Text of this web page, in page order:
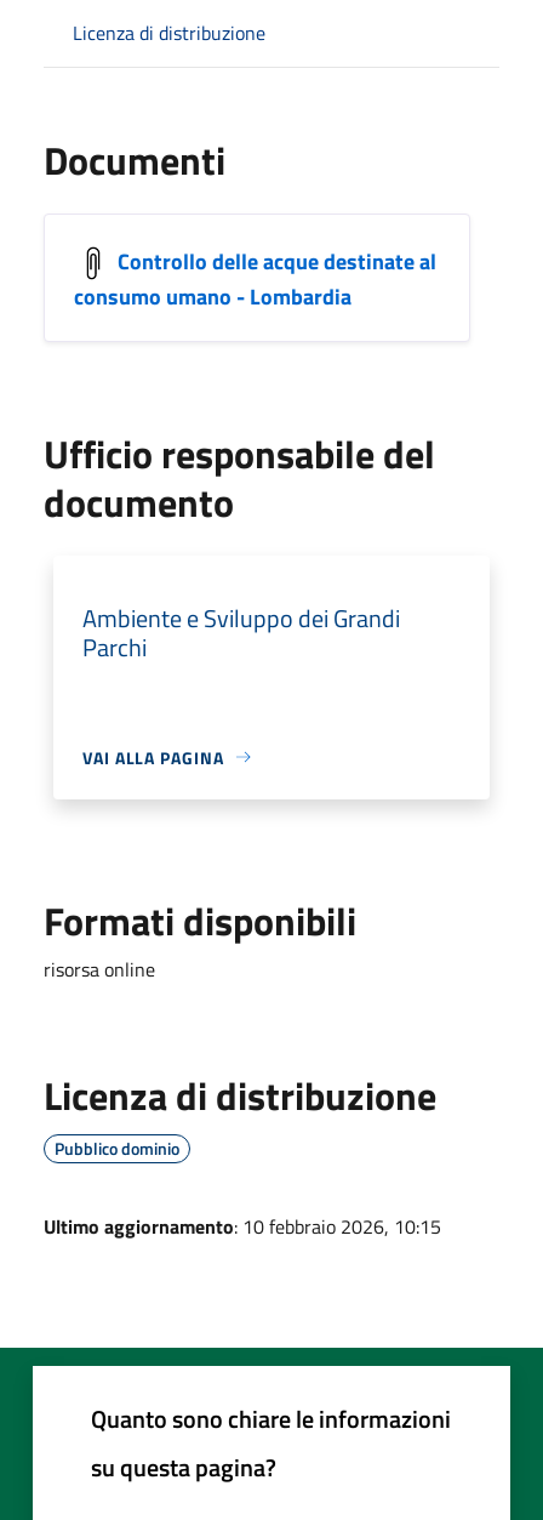
Licenza di distribuzione
Documenti
Controllo delle acque destinate al
consumo umano - Lombardia
Ufficio responsabile del
documento
Ambiente e Sviluppo dei Grandi
Parchi
VAI ALLA PAGINA
Formati disponibili
risorsa online
Licenza di distribuzione
Pubblico dominio
Ultimo aggiornamento: 10 febbraio 2026, 10:15
Quanto sono chiare le informazioni
su questa pagina?